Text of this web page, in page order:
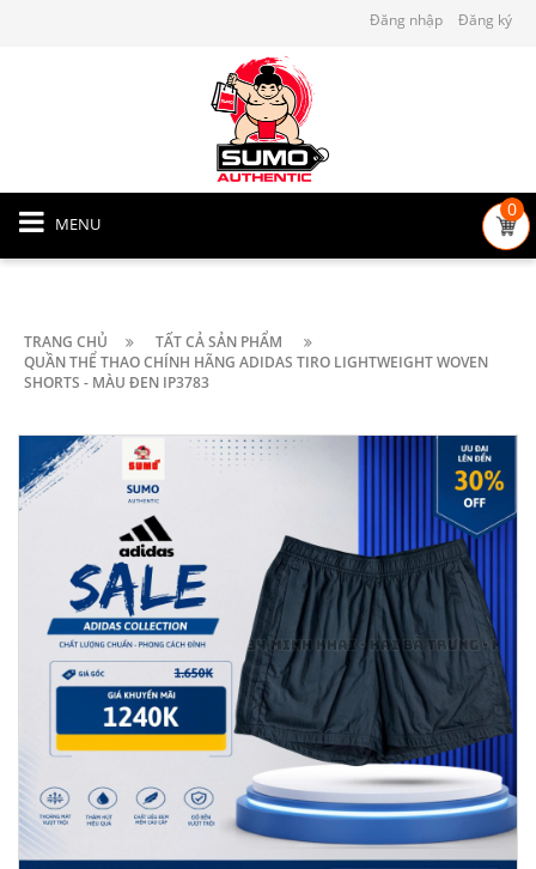
Đăng nhập Đăng ký
MENU
0
TRANG CHỦ
TẤT CẢ SẢN PHẨM
QUẦN THỂ THAO CHÍNH HÃNG ADIDAS TIRO LIGHTWEIGHT WOVEN
SHORTS - MÀU ĐEN IP3783